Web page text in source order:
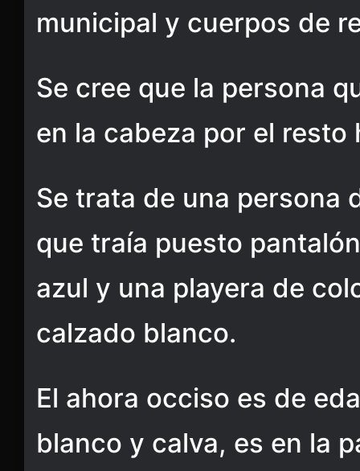
municipal y cuerpos de
Se cree que la persona
en la cabeza por el resto
Se trata de una persona
que traía puesto
azul y una playera de
calzado blanco.
El ahora occiso es de
blanco y calva, es en la